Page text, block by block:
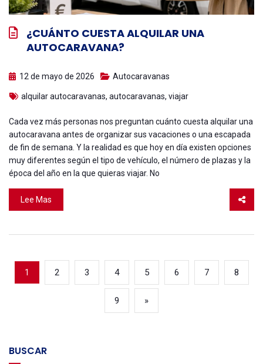
¿CUÁNTO CUESTA ALQUILAR UNA
AUTOCARAVANA?
12 de mayo de 2026 Autocaravanas
alquilar autocaravanas, autocaravanas, viajar
Cada vez más personas nos preguntan cuánto cuesta alquilar una
autocaravana antes de organizar sus vacaciones o una escapada
de fin de semana. Y la realidad es que hoy en día existen opciones
muy diferentes según el tipo de vehículo, el número de plazas y la
época del año en la que quieras viajar. No
Lee Mas
1 (current)
2 3 4 5 6 7 8
9 »
BUSCAR